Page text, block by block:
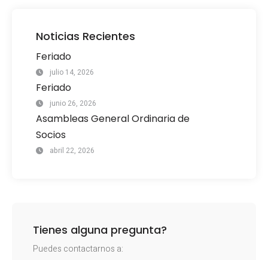
Noticias Recientes
Feriado
julio 14, 2026
Feriado
junio 26, 2026
Asambleas General Ordinaria de
Socios
abril 22, 2026
Tienes alguna pregunta?
Puedes contactarnos a: